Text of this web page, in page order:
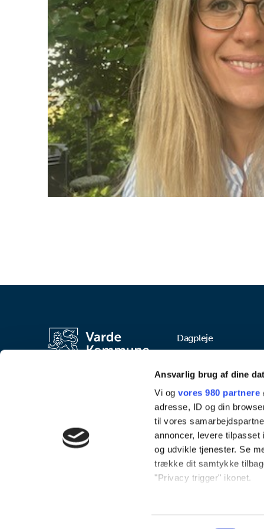
Ansvarlig brug af dine
Vi ogvores 980 partnere
adresse, ID og din
til vores
annoncer, levere tilpasset
og udvikle tjenester. Se
trække dit samtykke
"Privacy trigger" ikonet.
Dagpleje
6800 Varde
Tlf.
Email: